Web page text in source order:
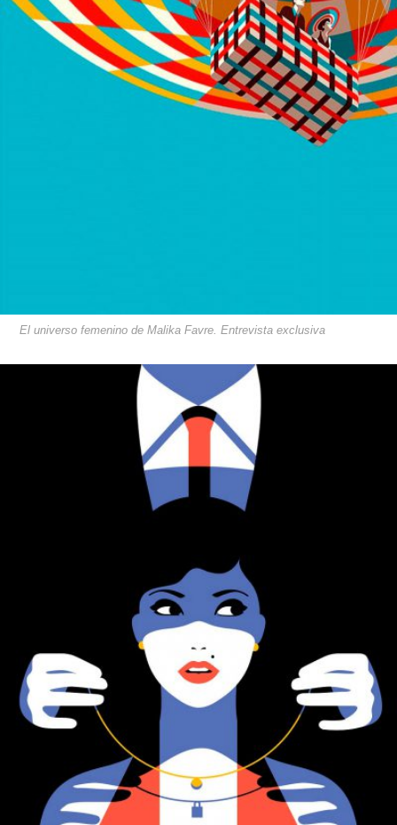
El universo femenino de Malika Favre. Entrevista exclusiva